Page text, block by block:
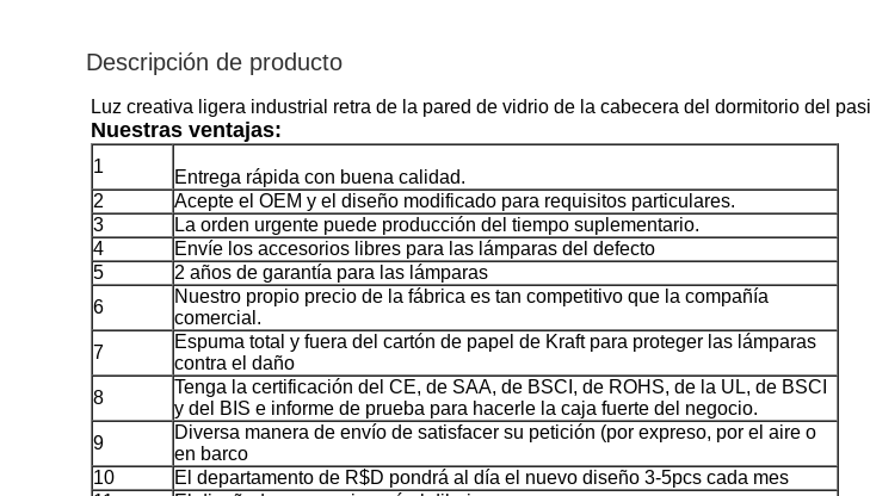
Descripción de producto
Luz creativa ligera industrial retra de la pared de vidrio de la cabecera del dormitorio del
Nuestras ventajas:
1
Entrega rápida con buena calidad.
2
Acepte el OEM y el diseño modificado para requisitos particulares.
3
La orden urgente puede producción del tiempo suplementario.
4
Envíe los accesorios libres para las lámparas del defecto
5
2 años de garantía para las lámparas
6
Nuestro propio precio de la fábrica es tan competitivo que la compañía
comercial.
7
Espuma total y fuera del cartón de papel de Kraft para proteger las lámparas
contra el daño
8
Tenga la certificación del CE, de SAA, de BSCI, de ROHS, de la UL, de BSCI
y del BIS e informe de prueba para hacerle la caja fuerte del negocio.
9
Diversa manera de envío de satisfacer su petición (por expreso, por el aire o
en barco
10
El departamento de R$D pondrá al día el nuevo diseño 3-5pcs cada mes